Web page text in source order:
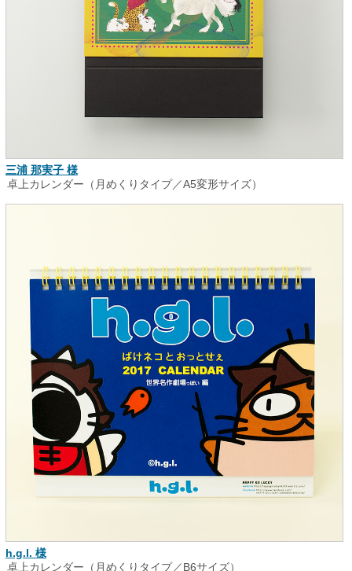
三浦 那実子 様
卓上カレンダー（月めくりタイプ／A5変形サイズ）
h.g.l. 様
卓上カレンダー（月めくりタイプ／B6サイズ）